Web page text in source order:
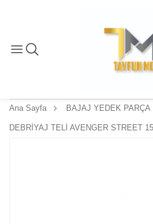
Ana Sayfa BAJAJ YEDEK PARÇA
DEBRİYAJ TELİ AVENGER STREET